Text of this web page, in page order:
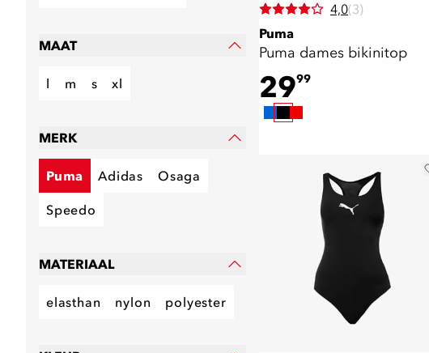
MAAT
l m s xl
MERK
Puma Adidas Osaga
Speedo
MATERIAAL
elasthan nylon polyester
4,0(3)
Puma
Puma dames bikinitop
2999